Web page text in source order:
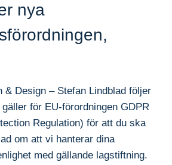
nya
& Design – Stefan Lindblad följer
för EU-förordningen GDPR
Regulation) för att du ska
om att vi hanterar dina
med gällande lagstiftning.